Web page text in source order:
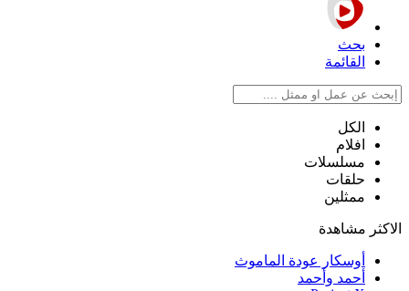
بحث
القائمة
الكل
افلام
مسلسلات
حلقات
ممثلين
الاكثر مشاهدة
أوسكار عودة الماموث
أحمد وأحمد